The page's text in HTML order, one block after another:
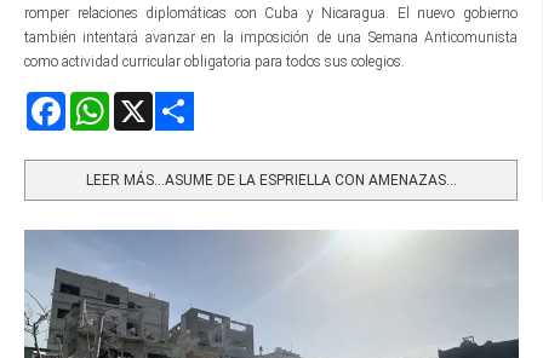
romper relaciones diplomáticas con Cuba y Nicaragua. El nuevo gobierno
también intentará avanzar en la imposición de una Semana Anticomunista
como actividad curricular obligatoria para todos sus colegios.
FacebookWhatsApp
LEER MÁS…ASUME DE LA ESPRIELLA CON AMENAZAS...